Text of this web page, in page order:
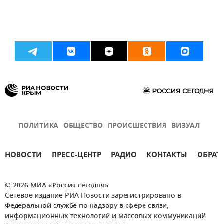
ПОЛИТИКА ОБЩЕСТВО ПРОИСШЕСТВИЯ ВИЗУАЛ
НОВОСТИ ПРЕСС-ЦЕНТР РАДИО КОНТАКТЫ
© 2026 МИА «Россия сегодня»
Сетевое издание РИА Новости зарегистрировано в
Федеральной службе по надзору в сфере связи,
информационных технологий и массовых коммуникаций